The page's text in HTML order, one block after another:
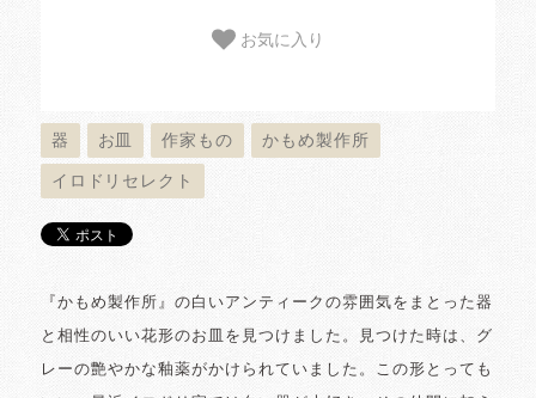
お気に入り
器 お皿 作家もの かもめ製作所
イロドリセレクト
『かもめ製作所』の白いアンティークの雰囲気をまとった器
と相性のいい花形のお皿を見つけました。見つけた時は、グ
レーの艶やかな釉薬がかけられていました。この形とっても